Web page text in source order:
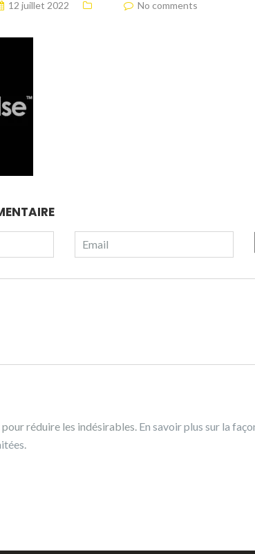
12 juillet 2022 No comments
réduire les indésirables. En savoir plus sur la
.